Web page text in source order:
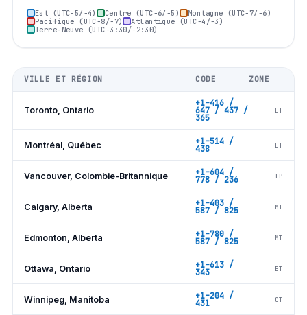
Est (UTC−5/−4) Centre (UTC−6/−5)
Montagne (UTC−7/−6)
Pacifique (UTC−8/−7)
Atlantique (UTC−4/−3)
Terre-Neuve (UTC−3:30/−2:30)
VILLE ET RÉGION CODE ZONE
Toronto, Ontario
+1-416 /
647 / 437 /
365
ET
Montréal, Québec +1-514 /
438 ET
Vancouver, Colombie-Britannique +1-604 /
778 / 236 TP
Calgary, Alberta +1-403 /
587 / 825 MT
Edmonton, Alberta +1-780 /
587 / 825 MT
Ottawa, Ontario +1-613 /
343 ET
Winnipeg, Manitoba +1-204 /
431 CT